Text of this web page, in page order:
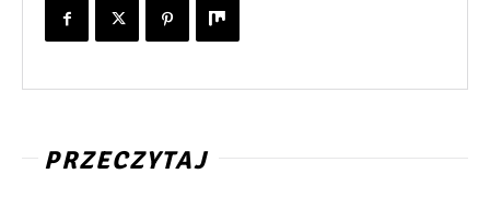
PRZECZYTAJ